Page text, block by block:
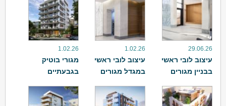
29.06.26
עיצוב לובי ראשי
בבניין מגורים
1.02.26
עיצוב לובי ראשי
במגדל מגורים
1.02.26
מגורי בוטיק
בגבעתיים